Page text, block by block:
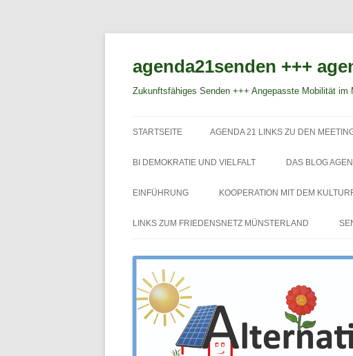
agenda21senden +++
Zukunftsfähiges Senden +++ Angepasste Mobilität im
STARTSEITE AGENDA 21 LINKS ZU DEN
BI DEMOKRATIE UND VIELFALT DAS BLOG
EINFÜHRUNG KOOPERATION MIT DEM
LINKS ZUM FRIEDENSNETZ MÜNSTERLAND